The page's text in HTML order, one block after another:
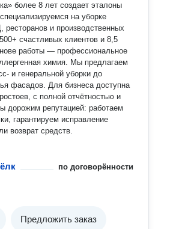
более 8 лет создает эталоны
на уборке
и производственных
счастливых клиентов и 8,5
химия. Мы предлагаем
и генеральной уборки до
фасадов. Для бизнеса доступна
с полной отчётностью и
гарантируем исправление
возврат средств.
по договорённости
Предложить заказ